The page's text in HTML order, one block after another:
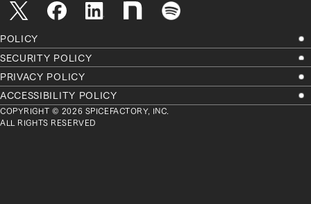
POLICY
SECURITY POLICY
PRIVACY POLICY
ACCESSIBILITY POLICY
COPYRIGHT © 2026 SPICEFACTORY, INC.
ALL RIGHTS RESERVED